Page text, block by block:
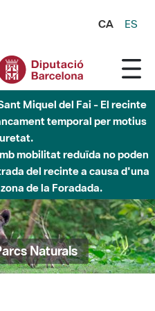
CA ES
Miquel del Fai - El recinte
temporal per motius
mobilitat reduïda no poden
del recinte a causa d'una
de la Foradada.
Naturals